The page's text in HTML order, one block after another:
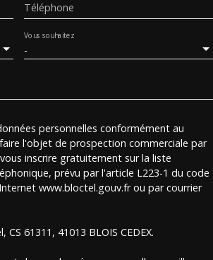
Téléphone
-
Vous souhaitez
personnelles conformément au
l'objet de prospection commerciale par
inscrire gratuitement sur la liste
prévu par l'article L223-1 du code
www.bloctel.gouv.fr ou par courrier
61311, 41013 BLOIS CEDEX.